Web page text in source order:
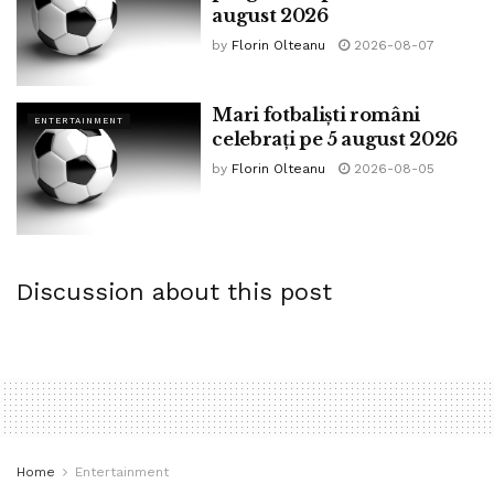
august 2026
by Florin Olteanu 2026-08-07
ENTERTAINMENT
Mari fotbaliști români
celebrați pe 5 august 2026
by Florin Olteanu 2026-08-05
Discussion about this post
Home Entertainment